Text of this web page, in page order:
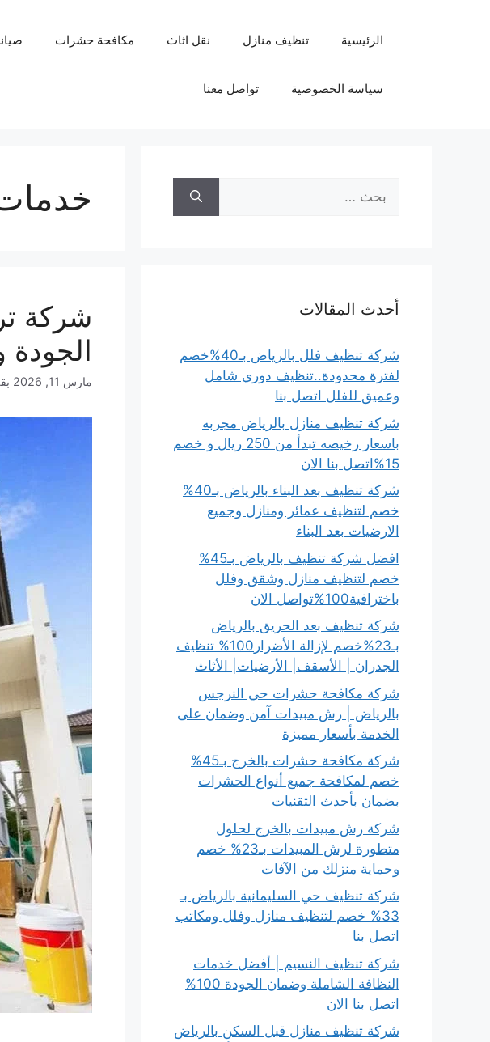
الرئيسية تنظيف منازل نقل اثاث مكافحة حشرات
سياسة الخصوصية تواصل معنا
الجودة والدقة
مارس 11, 2026
عن:
أحدث المقالات
شركة تنظيف فلل بالرياض بـ40%خصم
لفترة محدودة..تنظيف دوري شامل
وعميق للفلل اتصل بنا
شركة تنظيف منازل بالرياض مجربه
باسعار رخيصه تبدأ من 250 ريال و خصم
15%اتصل بنا الان
شركة تنظيف بعد البناء بالرياض بـ40%
خصم لتنظيف عمائر ومنازل وجميع
الارضيات بعد البناء
افضل شركة تنظيف بالرياض بـ45%
خصم لتنظيف منازل وشقق وفلل
باخترافية100%تواصل الان
شركة تنظيف بعد الحريق بالرياض
بـ23%خصم لإزالة الأضرار100% تنظيف
الجدران | الأسقف| الأرضيات| الأثاث
شركة مكافحة حشرات حي النرجس
بالرياض | رش مبيدات آمن وضمان على
الخدمة بأسعار مميزة
شركة مكافحة حشرات بالخرج بـ45%
خصم لمكافحة جميع أنواع الحشرات
بضمان بأحدث التقنيات
شركة رش مبيدات بالخرج لحلول
متطورة لرش المبيدات بـ23% خصم
وحماية منزلك من الآفات
شركة تنظيف حي السليمانية بالرياض بـ
33% خصم لتنظيف منازل وفلل ومكاتب
اتصل بنا
شركة تنظيف النسيم | أفضل خدمات
النظافة الشاملة وضمان الجودة 100%
اتصل بنا الان
شركة تنظيف منازل قبل السكن بالرياض